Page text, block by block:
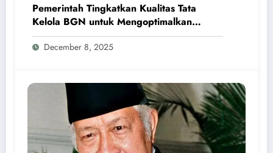
Pemerintah Tingkatkan Kualitas Tata
Kelola BGN untuk Mengoptimalkan
Program MBG
December 8, 2025